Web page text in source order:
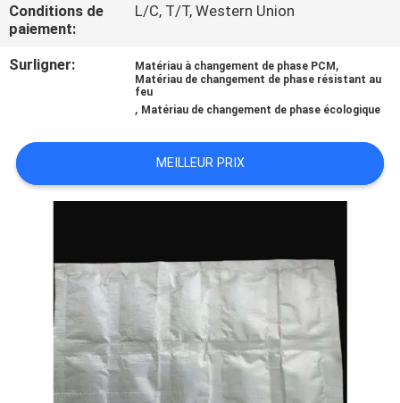
CONTACTEZ-
NOUS
NOUVELLES
CAS
PRIVACY
POLICY
Conditions de
paiement:
L/C, T/T, Western Union
Surligner: Matériau à changement de phase PCM ,
Matériau de changement de phase résistant au
feu
, Matériau de changement de phase écologique
MEILLEUR PRIX